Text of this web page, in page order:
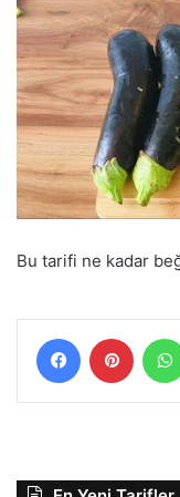
Bu tarifi ne kadar
Facebook